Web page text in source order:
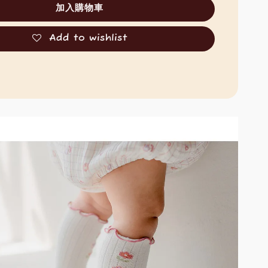
加入購物車
Add to wishlist